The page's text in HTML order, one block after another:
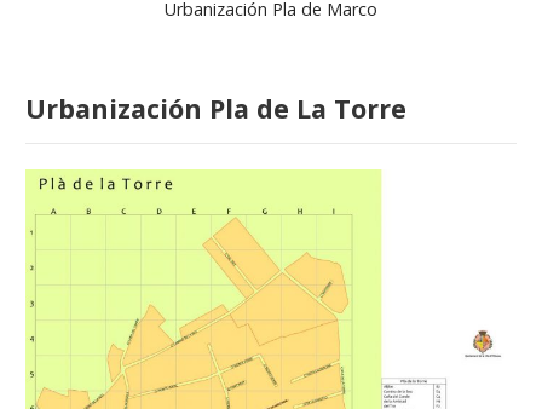
Urbanización Pla de Marco
Urbanización Pla de La Torre